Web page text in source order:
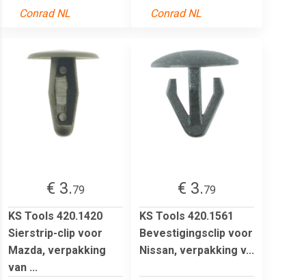
Conrad NL
Conrad NL
€ 3.79
KS Tools 420.1420
Sierstrip-clip voor
Mazda, verpakking
van ...
€ 3.79
KS Tools 420.1561
Bevestigingsclip voor
Nissan, verpakking v...